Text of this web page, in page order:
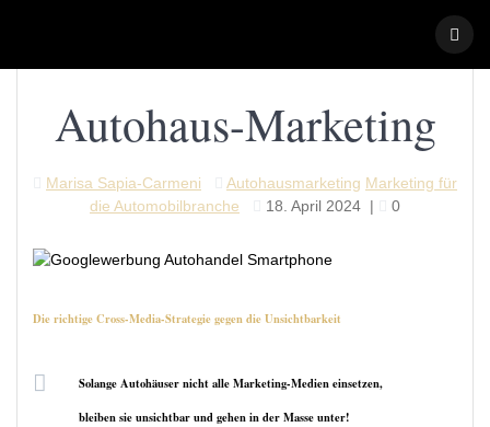
Autohaus-Marketing
Marisa Sapia-Carmeni Autohausmarketing Marketing für
die Automobilbranche
18. April 2024 | 0
Die richtige Cross-Media-Strategie gegen die Unsichtbarkeit
Solange Autohäuser nicht alle Marketing-Medien einsetzen,
bleiben sie unsichtbarund gehen in der Masse unter!